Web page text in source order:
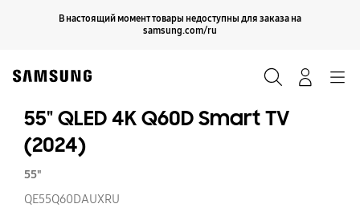
В настоящий момент товары недоступны для заказа на
samsung.com/ru
Продолжить
55" QLED 4K Q60D Smart TV
(2024)
55"
QE55Q60DAUXRU